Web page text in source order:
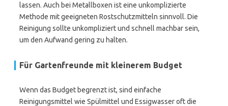
lassen. Auch bei Metallboxen ist eine unkomplizierte
Methode mit geeigneten Rostschutzmitteln sinnvoll. Die
Reinigung sollte unkompliziert und schnell machbar sein,
um den Aufwand gering zu halten.
Für Gartenfreunde mit kleinerem Budget
Wenn das Budget begrenzt ist, sind einfache
Reinigungsmittel wie Spülmittel und Essigwasser oft die